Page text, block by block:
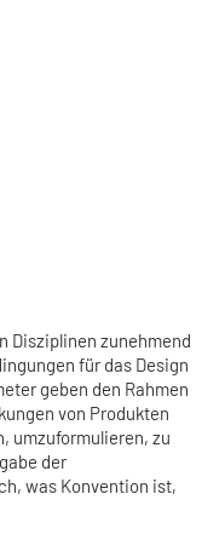
Disziplinen zunehmend
für das Design
geben den Rahmen
von Produkten
umzuformulieren, zu
der
was Konvention ist,